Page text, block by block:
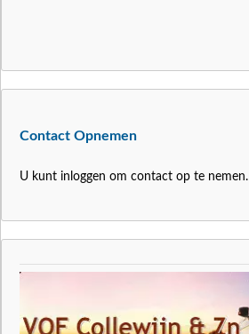
Contact Opnemen
U kunt inloggen om contact op te nemen.